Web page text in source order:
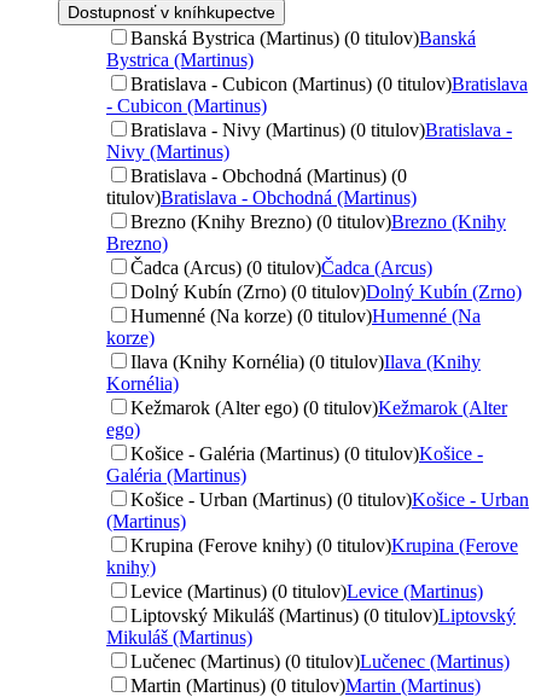
Dostupnosť v kníhkupectve
Banská Bystrica (Martinus) (0 titulov)Banská
Bystrica (Martinus)
Bratislava - Cubicon (Martinus) (0 titulov)Bratislava
- Cubicon (Martinus)
Bratislava - Nivy (Martinus) (0 titulov)Bratislava -
Nivy (Martinus)
Bratislava - Obchodná (Martinus) (0
titulov)Bratislava - Obchodná (Martinus)
Brezno (Knihy Brezno) (0 titulov)Brezno (Knihy
Brezno)
Čadca (Arcus) (0 titulov)Čadca (Arcus)
Dolný Kubín (Zrno) (0 titulov)Dolný Kubín (Zrno)
Humenné (Na korze) (0 titulov)Humenné (Na
korze)
Ilava (Knihy Kornélia) (0 titulov)Ilava (Knihy
Kornélia)
Kežmarok (Alter ego) (0 titulov)Kežmarok (Alter
ego)
Košice - Galéria (Martinus) (0 titulov)Košice -
Galéria (Martinus)
Košice - Urban (Martinus) (0 titulov)Košice - Urban
(Martinus)
Krupina (Ferove knihy) (0 titulov)Krupina (Ferove
knihy)
Levice (Martinus) (0 titulov)Levice (Martinus)
Liptovský Mikuláš (Martinus) (0 titulov)Liptovský
Mikuláš (Martinus)
Lučenec (Martinus) (0 titulov)Lučenec (Martinus)
Martin (Martinus) (0 titulov)Martin (Martinus)